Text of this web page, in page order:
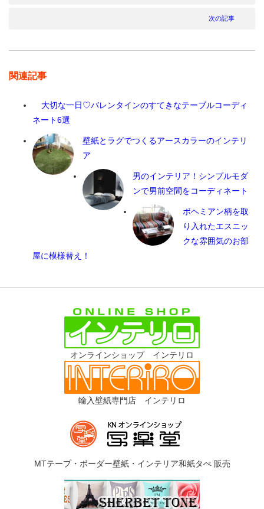
次の記事
関連記事
大切な一日♡バレンタインのすてきなテーブルコーディ
ネート6選
壁紙とラグでつくるアースカラーのインテリ
ア
男のインテリア！シンプルモダ
ンで男前空間をコーディネート
ボヘミアン柄を取
り入れたエスニッ
クな雰囲気のお部
屋に模様替え！
オンラインショップ インテリロ
輸入壁紙専門店 インテリロ
MTテープ・ボーダー壁紙・インテリア和紙タぺ 販売